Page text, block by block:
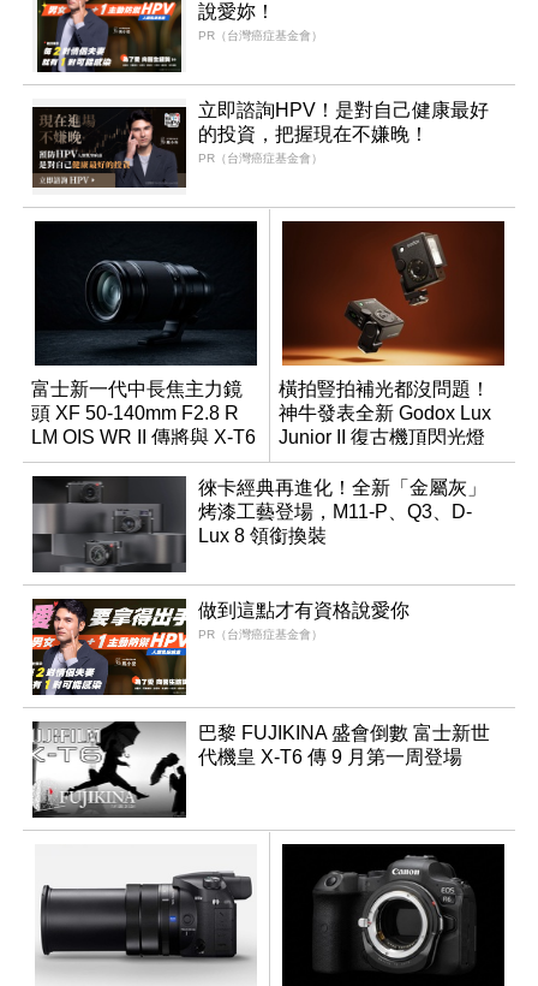
說愛妳！
PR（台灣癌症基金會）
立即諮詢HPV！是對自己健康最好
的投資，把握現在不嫌晚！
PR（台灣癌症基金會）
富士新一代中長焦主力鏡
頭 XF 50-140mm F2.8 R
LM OIS WR II 傳將與 X-T6
同步亮相
橫拍豎拍補光都沒問題！
神牛發表全新 Godox Lux
Junior II 復古機頂閃光燈
徠卡經典再進化！全新「金屬灰」
烤漆工藝登場，M11-P、Q3、D-
Lux 8 領銜換裝
做到這點才有資格說愛你
PR（台灣癌症基金會）
巴黎 FUJIKINA 盛會倒數 富士新世
代機皇 X-T6 傳 9 月第一周登場